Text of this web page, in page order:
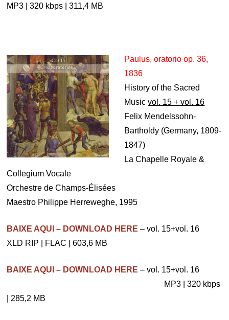
MP3 | 320 kbps | 311,4 MB
Paulus, oratorio op. 36,
1836
History of the Sacred
Musicvol. 15 + vol. 16
Felix Mendelssohn-
Bartholdy (Germany, 1809-
1847)
La Chapelle Royale &
Collegium Vocale
Orchestre de Champs-Élisées
Maestro Philippe Herreweghe, 1995
BAIXE AQUI – DOWNLOAD HERE – vol. 15+vol. 16
XLD RIP | FLAC | 603,6 MB
BAIXE AQUI – DOWNLOAD HERE – vol. 15+vol. 16
MP3 | 320 kbps
| 285,2 MB